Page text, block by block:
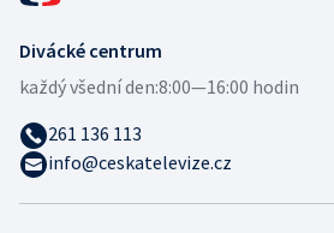
Divácké centrum
každý všední den:8:00—16:00 hodin
261 136 113
info@ceskatelevize.cz